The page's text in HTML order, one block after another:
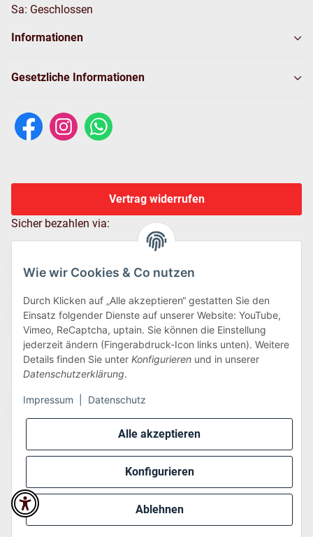
Alle akzeptieren
Konfigurieren
Ablehnen
Wie wir Cookies & Co nutzen
Durch Klicken auf „Alle akzeptieren“ gestatten Sie den
Einsatz folgender Dienste auf unserer Website: YouTube,
Vimeo, ReCaptcha, uptain. Sie können die Einstellung
jederzeit ändern (Fingerabdruck-Icon links unten). Weitere
Details finden Sie unter Konfigurieren und in unserer
Datenschutzerklärung.
Impressum Datenschutz
Sa: Geschlossen
Informationen
Gesetzliche Informationen
Vertrag widerrufen
Sicher bezahlen via:
Wir versenden via:
* Alle Preise inkl. gesetzlicher USt., zzgl.Versand
Perfected byDreizack Medien